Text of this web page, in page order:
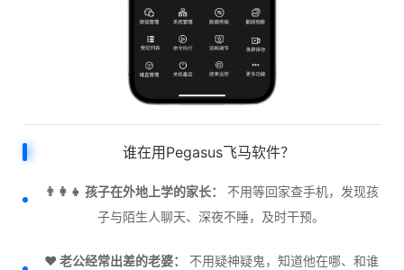
谁在用Pegasus飞马软件？
👨‍👩‍👧 孩子在外地上学的家长：
不用等回家查手机，发现孩
子与陌生人聊天、深夜不睡，及时干预。
❤️ 老公经常出差的老婆：
不用疑神疑鬼，知道他在哪、和谁